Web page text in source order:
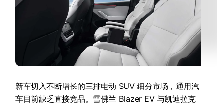
新车切入不断增长的三排电动 SUV 细分市场，通用汽
车目前缺乏直接竞品。雪佛兰 Blazer EV 与凯迪拉克